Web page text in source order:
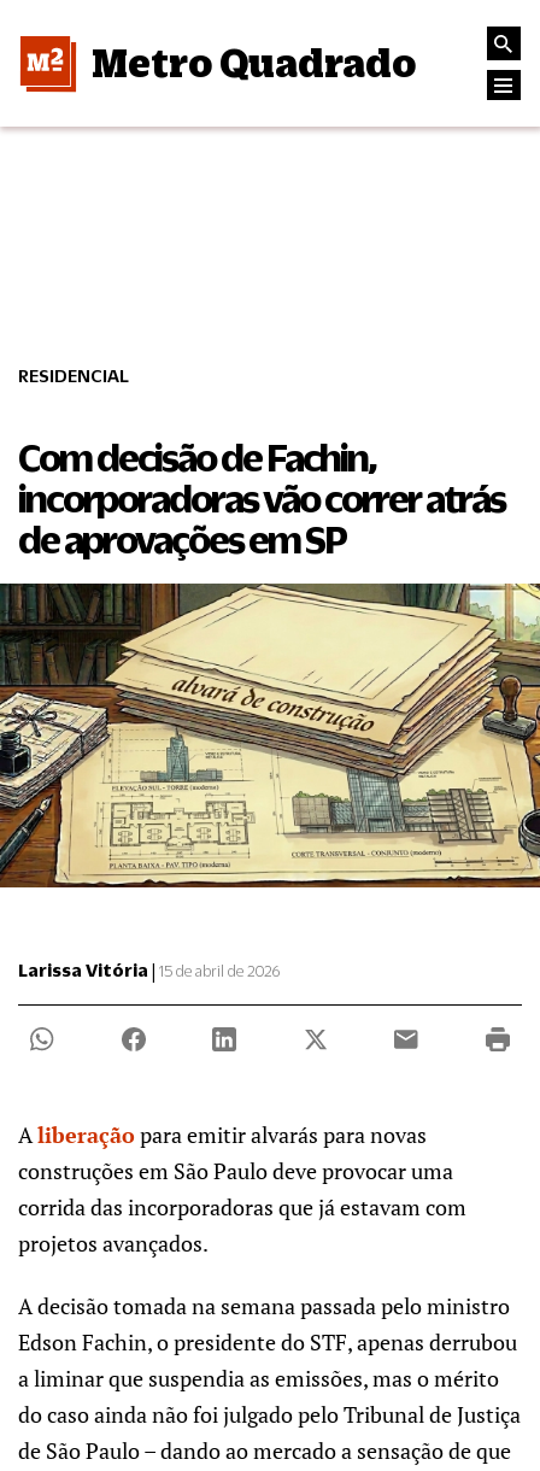
Metro Quadrado
RESIDENCIAL
Com decisão de Fachin,
incorporadoras vão correr atrás
de aprovações em SP
Larissa Vitória | 15 de abril de 2026
Aliberaçãopara emitir alvarás para novas
construções em São Paulo deve provocar uma
corrida das incorporadoras que já estavam com
projetos avançados.
A decisão tomada na semana passada pelo ministro
Edson Fachin, o presidente do STF, apenas derrubou
a liminar que suspendia as emissões, mas o mérito
do caso ainda não foi julgado pelo Tribunal de Justiça
de São Paulo – dando ao mercado a sensação de que